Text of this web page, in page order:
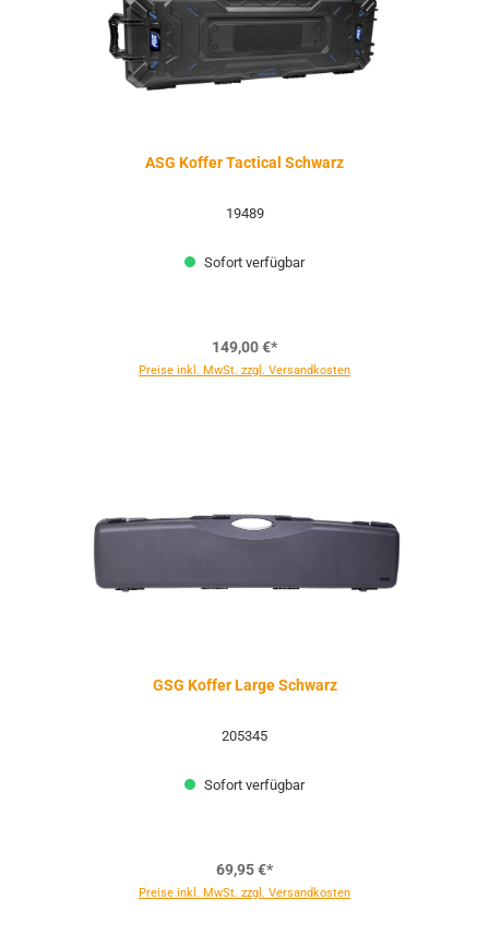
ASG Koffer Tactical Schwarz
19489
Sofort verfügbar
149,00 €*
Preise inkl. MwSt. zzgl. Versandkosten
GSG Koffer Large Schwarz
205345
Sofort verfügbar
69,95 €*
Preise inkl. MwSt. zzgl. Versandkosten